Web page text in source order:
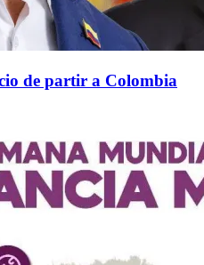
de partir a Colombia